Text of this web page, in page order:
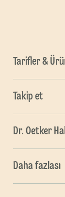
Tarifler &
Takip et
Dr. Oetker
Daha fazlası